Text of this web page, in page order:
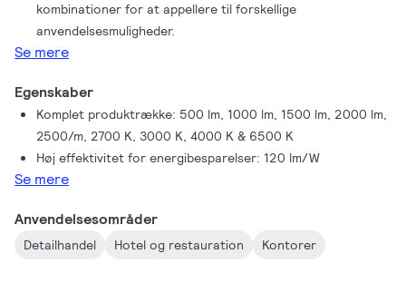
kombinationer for at appellere til forskellige
anvendelsesmuligheder.
Se mere
Egenskaber
Komplet produktrække: 500 lm, 1000 lm, 1500 lm, 2000 lm,
2500/m, 2700 K, 3000 K, 4000 K & 6500 K
Høj effektivitet for energibesparelser: 120 lm/W
Se mere
Anvendelsesområder
Detailhandel Hotel og restauration Kontorer